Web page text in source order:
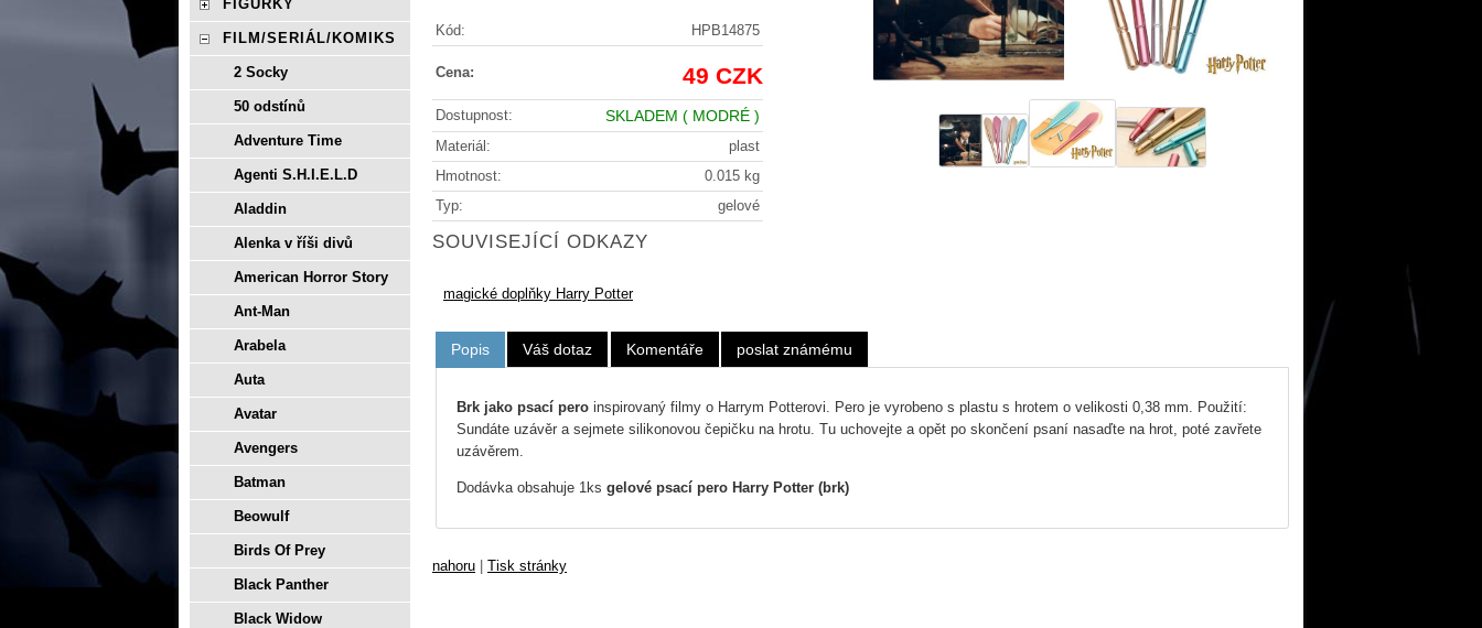
Kód: HPB14875
Cena: 49 CZK
Dostupnost: SKLADEM ( MODRÉ )
Materiál:
plast
Hmotnost:
0.015 kg
Typ:
gelové
SOUVISEJÍCÍ ODKAZY
magické doplňky Harry Potter
Popis Váš dotaz Komentáře poslat známému
Brk jako psací peroinspirovaný filmy o Harrym Potterovi. Pero je vyrobeno s plastu s hrotem o velikosti 0,38 mm. Použití:
Sundáte uzávěr a sejmete silikonovou čepičku na hrotu. Tu uchovejte a opět po skončení psaní nasaďte na hrot, poté zavřete
uzávěrem.
Dodávka obsahuje 1ks gelové psací pero Harry Potter (brk)
nahoru Tisk stránky
FIGURKY
FILM/SERIÁL/KOMIKS
2 Socky
50 odstínů
Adventure Time
Agenti S.H.I.E.L.D
Aladdin
Alenka v říši divů
American Horror Story
Ant-Man
Arabela
Auta
Avatar
Avengers
Batman
Beowulf
Birds Of Prey
Black Panther
Black Widow